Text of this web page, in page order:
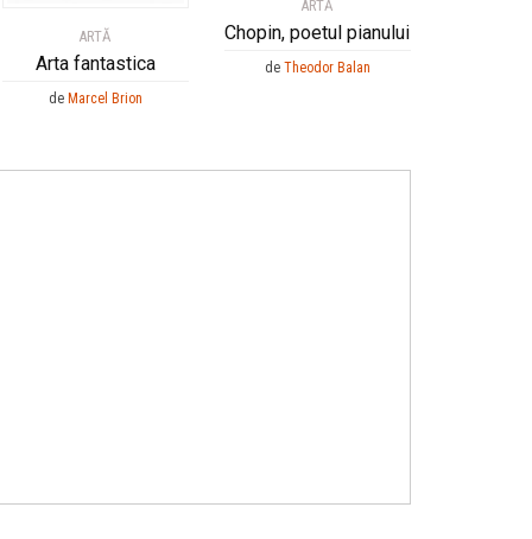
ARTĂ
Arta fantastica
de Marcel Brion
ARTĂ
Chopin, poetul pianului
de Theodor Balan